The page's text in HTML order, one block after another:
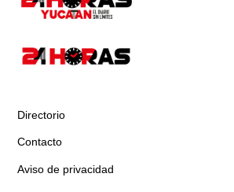
Directorio
Contacto
Aviso de privacidad